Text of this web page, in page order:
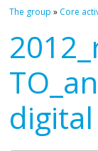
The group » Core
digital